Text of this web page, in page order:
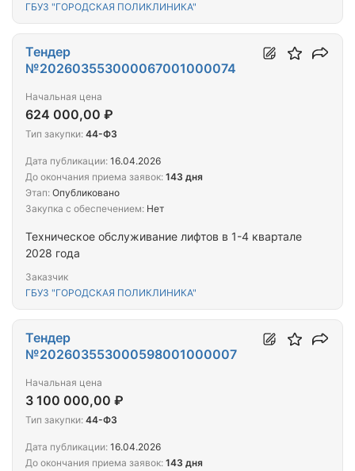
ГБУЗ "ГОРОДСКАЯ ПОЛИКЛИНИКА"
Техническое обслуживание лифтов в 1-4 квартале
2028 года
Заказчик
ГБУЗ "ГОРОДСКАЯ ПОЛИКЛИНИКА"
Тендер
№202603553000067001000074
Начальная цена
624 000,00 ₽
Тип закупки: 44-ФЗ
Дата публикации: 16.04.2026
До окончания приема заявок: 143 дня
Этап: Опубликовано
Закупка с обеспечением: Нет
Тендер
№202603553000598001000007
Начальная цена
3 100 000,00 ₽
Тип закупки: 44-ФЗ
Дата публикации: 16.04.2026
До окончания приема заявок: 143 дня